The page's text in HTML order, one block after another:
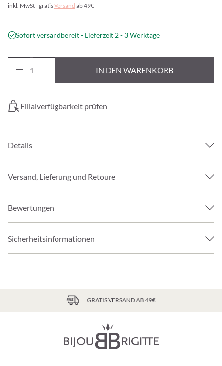
inkl. MwSt - gratisVersand ab 49€
Sofort versandbereit - Lieferzeit 2 - 3 Werktage
IN DEN WARENKORB
Filialverfügbarkeit prüfen
Details
Versand, Lieferung und Retoure
Bewertungen
Sicherheitsinformationen
GRATIS VERSAND AB 49€